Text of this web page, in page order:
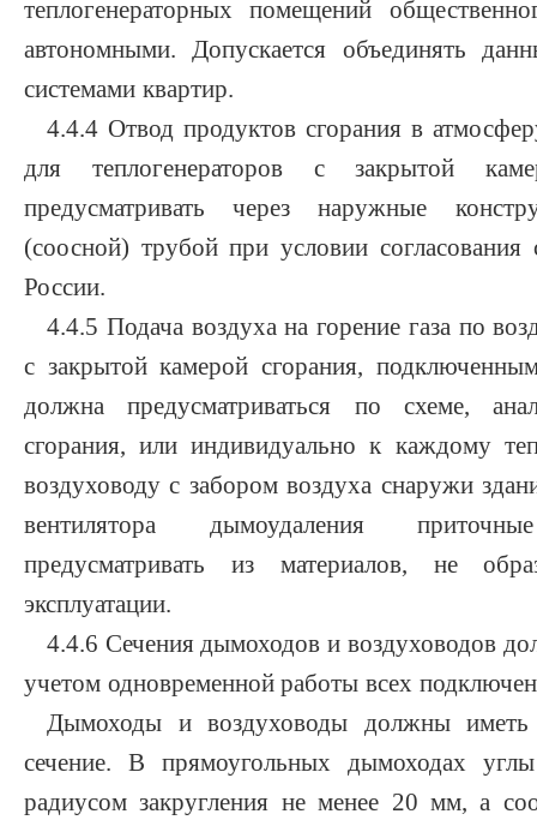
теплогенераторных помещений
автономными. Допускается объединять
системами квартир.
4.4.4 Отвод продуктов сгорания в
для теплогенераторов с закрытой
предусматривать через наружные
(соосной) трубой при условии согласования
России.
4.4.5 Подача воздуха на горение газа по
с закрытой камерой сгорания,
должна предусматриваться по схеме,
сгорания, или индивидуально к каждому
воздуховоду с забором воздуха снаружи
вентилятора дымоудаления
предусматривать из материалов, не
эксплуатации.
4.4.6 Сечения дымоходов и воздуховодов
учетом одновременной работы всех
Дымоходы и воздуховоды должны иметь
сечение. В прямоугольных дымоходах
радиусом закругления не менее 20 мм, а